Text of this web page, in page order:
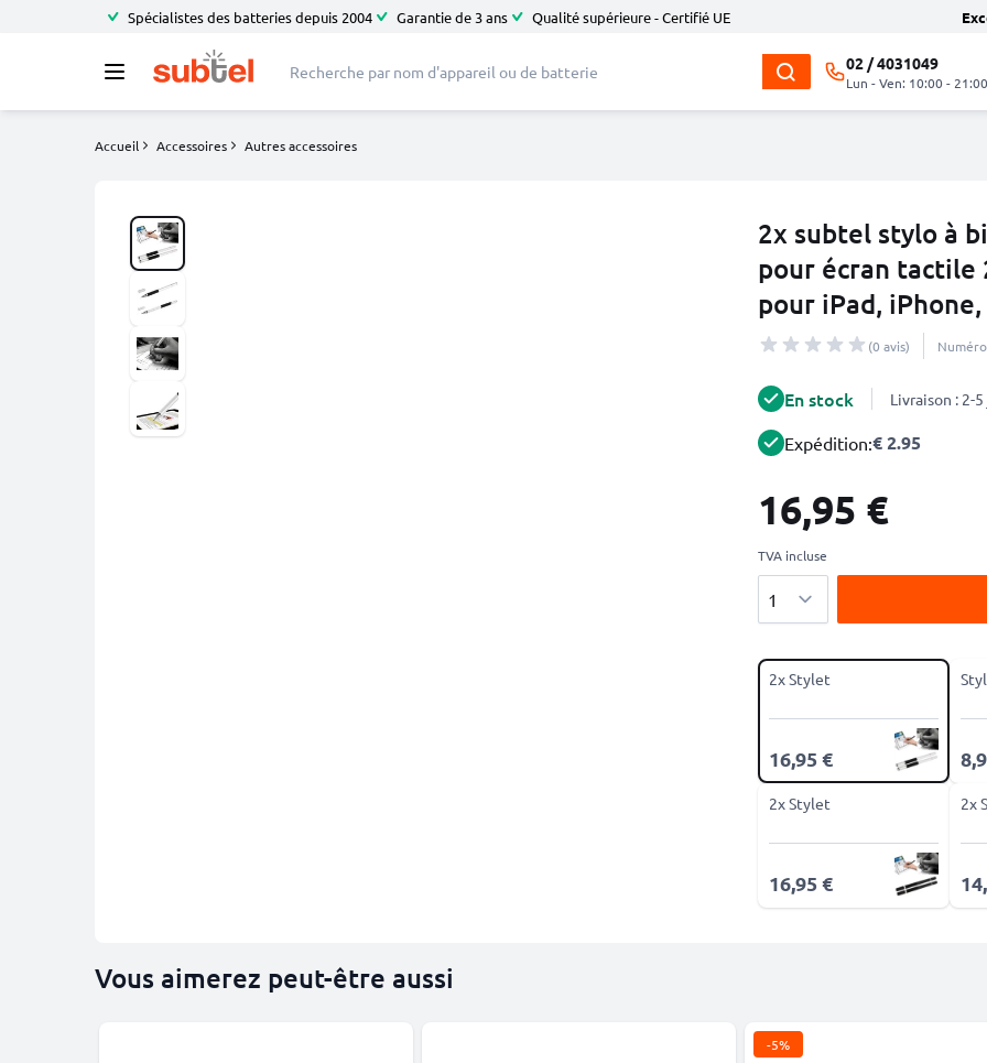
Spécialistes des batteries depuis 2004 Garantie de 3 ans Qualité supérieure - Certifié UE
02 / 4031049
Lun - Ven: 10:00 - 21:00
Accueil Accessoires Autres accessoires
2x subtel stylo à
pour écran tactile
pour iPad,
(0 avis)
En stock Livraison : 2-
Expédition:€ 2.95
16,95 €
TVA incluse
2x Stylet
16,95 €
2x Stylet
16,95 €
2x
Vous aimerez peut-être aussi
-5%